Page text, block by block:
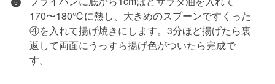
5
170〜180℃に熱し、大きめのスプーンですくった
④を入れて揚げ焼きにします。3分ほど揚げたら裏
返して両面にうっすら揚げ色がついたら完成で
す。